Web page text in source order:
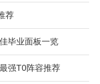
荐
毕业面板一览
强T0阵容推荐